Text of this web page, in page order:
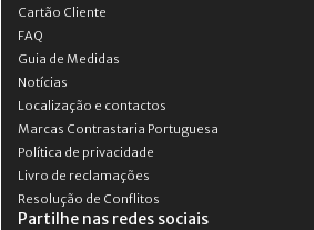
Cartão Cliente
FAQ
Guia de Medidas
Notícias
Localização e contactos
Marcas Contrastaria Portuguesa
Política de privacidade
Livro de reclamações
Resolução de Conflitos
Partilhe nas redes sociais